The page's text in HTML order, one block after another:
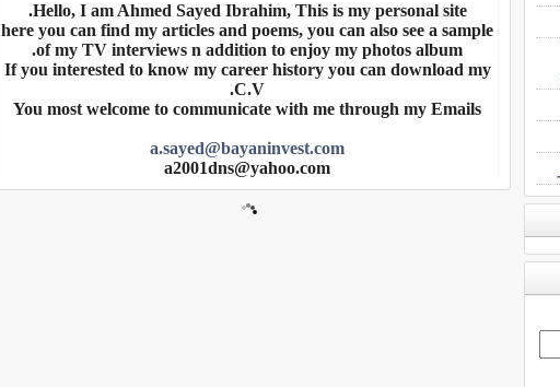
Hello, I am Ahmed Sayed Ibrahim, This is my personal site.
here you can find my articles and poems, you can also see a sample
of my TV interviews n addition to enjoy my photos album.
If you interested to know my career history you can download my
C.V.
You most welcome to communicate with me through my Emails
a.sayed@bayaninvest.com
a2001dns@yahoo.com